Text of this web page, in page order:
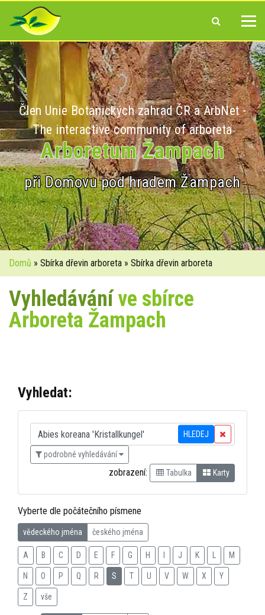
Člen Unie Botanických zahrad ČR a ArbNet -
The interactive community of arboreta
Arboretum Žampach
při Domovu pod hradem Žampach
Domů » Sbírka dřevin arboreta » Sbírka dřevin arboreta
Vyhledáváníve sbírce
Arboreta Žampach
Vyhledat:
HLEDEJ
podrobné vyhledávání
zobrazení: Tabulka Karty
Vyberte dle počátečního písmene
vědeckého jména českého jména
A B C D E F G H J K M
N O P Q R S T U V W X Y
Z vše